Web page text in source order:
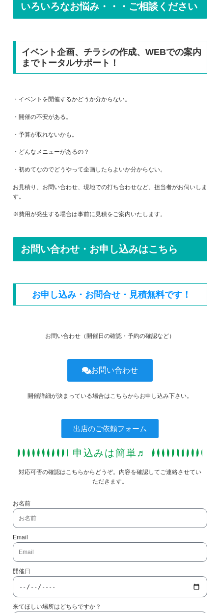
いろいろなお悩み・・・ご相談ください
イベント企画、チラシの作成、WEBでの案内
までトータルサポート！
・イベントを開催するかどうか分からない。
・開催の不安がある。
・予算が取れないかも。
・どんなメニューがあるの？
・初めてなのでどうやって企画したらよいか分からない。
お見積り、お問い合わせ、現地での打ち合わせなど、担当者がお伺いしま
す。
※費用が発生する場合は事前に見積をご案内いたします。
お問い合わせ・お申し込みはこちら
お申し込み・お問合せ・見積無料です！
お問い合わせ（開催日の確認・予約の確認など）
お問い合わせ
開催詳細が決まっている場合はこちらからお申し込み下さい。
出店のご依頼フォーム
申込みは簡単♬
対応可否の確認はこちらからどうぞ。内容を確認してご連絡させてい
ただきます。
お名前
Email
開催日
来てほしい場所はどちらですか？